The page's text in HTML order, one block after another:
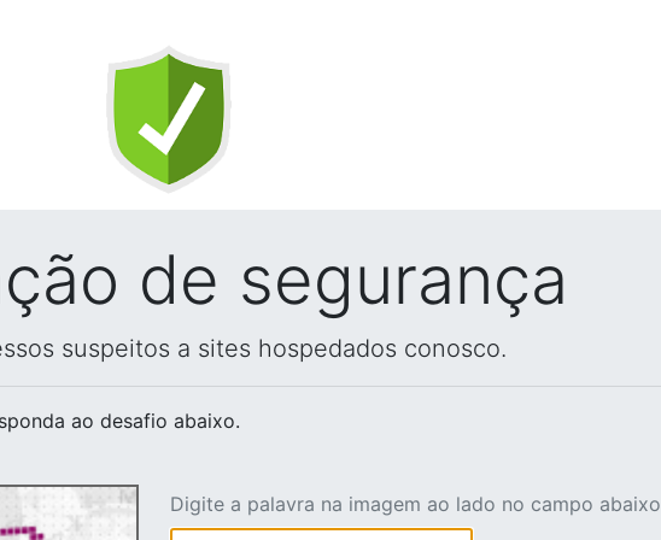
de segurança
suspeitos a sites hospedados conosco.
ao desafio abaixo.
Digite a palavra na imagem ao lado no campo abaixo